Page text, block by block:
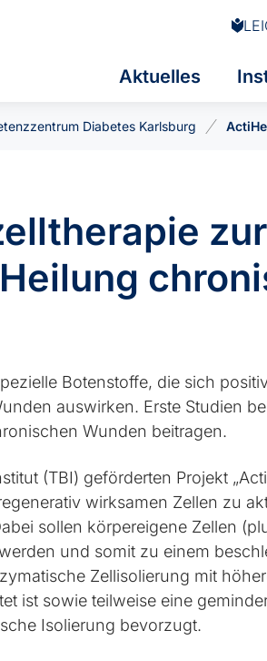
Aktuelles
Diabetes Karlsburg
zur
Botenstoffe, die sich
auswirken. Erste Studien
Wunden beitragen.
(TBI) geförderten Projekt
wirksamen Zellen zu
sollen körpereigene Zellen
und somit zu einem
Zellisolierung mit
ist sowie teilweise eine
Isolierung bevorzugt.